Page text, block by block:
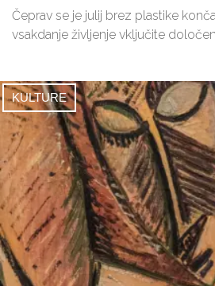
Čeprav se je julij brez plastike
vsakdanje življenje vključite
KULTURE